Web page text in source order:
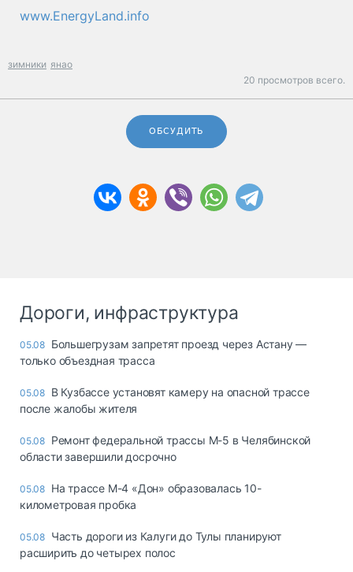
www.EnergyLand.info
зимники янао
20 просмотров всего.
ОБСУДИТЬ
Дороги, инфраструктура
05.08 Большегрузам запретят проезд через Астану —
только объездная трасса
05.08 В Кузбассе установят камеру на опасной трассе
после жалобы жителя
05.08 Ремонт федеральной трассы М-5 в Челябинской
области завершили досрочно
05.08 На трассе М-4 «Дон» образовалась 10-
километровая пробка
05.08 Часть дороги из Калуги до Тулы планируют
расширить до четырех полос